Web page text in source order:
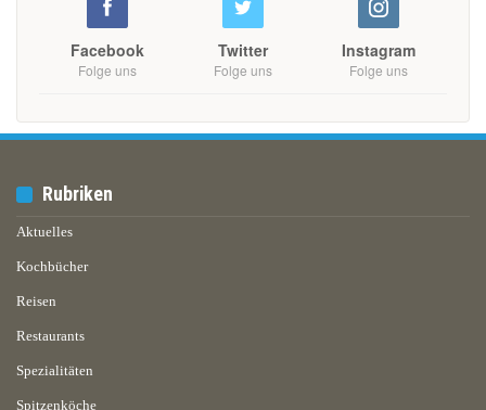
Facebook
Folge uns
Twitter
Folge uns
Instagram
Folge uns
Rubriken
Aktuelles
Kochbücher
Reisen
Restaurants
Spezialitäten
Spitzenköche